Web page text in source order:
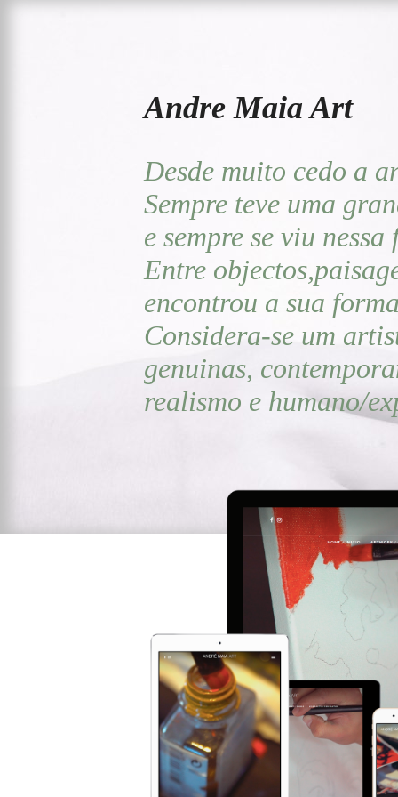
Andre Maia Art
Desde muito cedo a
Sempre teve uma
e sempre se viu
Entre
encontrou a sua
Considera-se um
genuinas,
realismo e humano/